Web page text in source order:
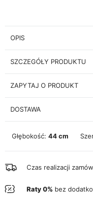
OPIS
SZCZEGÓŁY PRODUKTU
ZAPYTAJ O PRODUKT
DOSTAWA
Głębokość: 44 cm
Czas realizacji
Raty 0% bez